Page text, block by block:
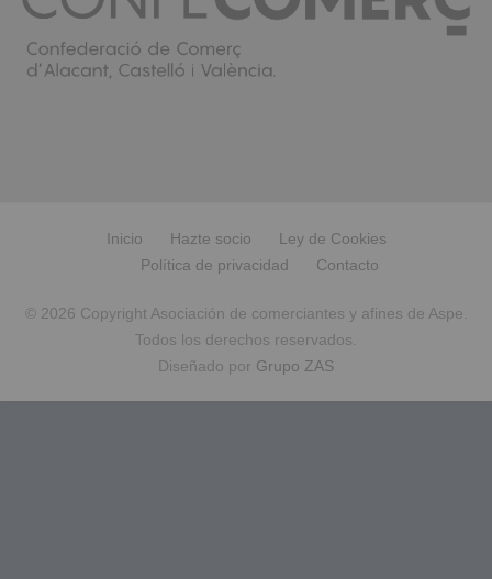
Inicio Hazte socio
Ley de Cookies
Política de privacidad
Contacto
© 2026 Copyright Asociación de comerciantes y afines de Aspe.
Todos los derechos reservados.
Diseñado por Grupo ZAS